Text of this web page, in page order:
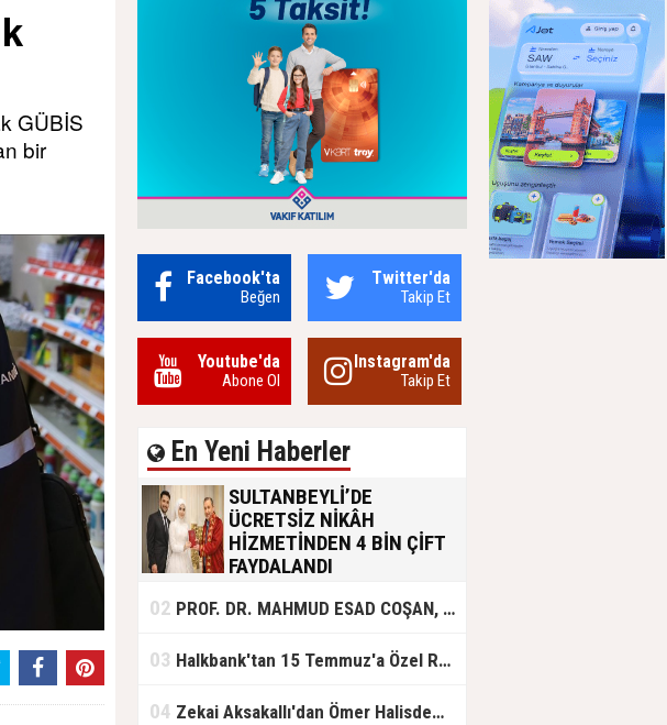
GÜBİS
bir
Facebook'ta
Beğen
Twitter'da
Takip Et
Youtube'da
Abone Ol
Instagram'da
Takip Et
En Yeni Haberler
SULTANBEYLİ’DE
ÜCRETSİZ NİKÂH
HİZMETİNDEN 4 BİN ÇİFT
FAYDALANDI
olan gençlere destek amacıyla
başlattığı ücretsiz nikâh hizmetini
başlattıklarını belirten Sultanbeyli
ücretsiz hizmet vermenin
02 PROF. DR. MAHMUD ESAD COŞAN, DOĞUMUNUN HİCRÎ 91. YILINDA ELAZIĞ'DA YÂD EDİLECEK
03 Halkbank'tan 15 Temmuz'a Özel Reklam Filmi: "İrade Bizim, Zafer Bizim"
04 Zekai Aksakallı'dan Ömer Halisdemir'e 'vefa' ziyareti!